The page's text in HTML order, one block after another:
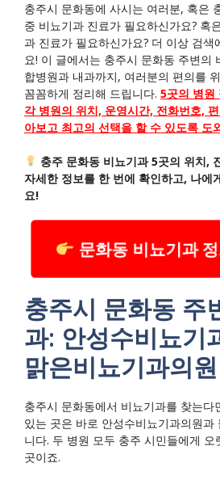
충주시 문화동에 사시는 여러분, 혹은
중 비뇨기과 진료가 필요하신가요? 혹
과 진료가 필요하신가요? 더 이상 검색
요! 이 글에서는 충주시 문화동 주변의
합병원과 내과까지, 여러분의 편의를
꼼꼼하게 정리해 드립니다. 5곳의 병원
각 병원의 위치, 운영시간, 전화번호,
아보고 최고의 선택을 할 수 있도록 도
충주 문화동 비뇨기과 5곳의 위치,
자세한 정보를 한 번에 확인하고, 나에
요!
문화동 비뇨기과
충주시 문화동 주
과: 안성수비뇨기
맑은비뇨기과의원
충주시 문화동에서 비뇨기과를 찾는다
있는 곳은 바로 안성수비뇨기과의원과
니다. 두 병원 모두 충주 시민들에게
곳이죠.